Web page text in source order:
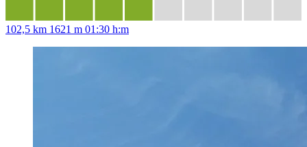
102,5 km 1621 m 01:30 h:m